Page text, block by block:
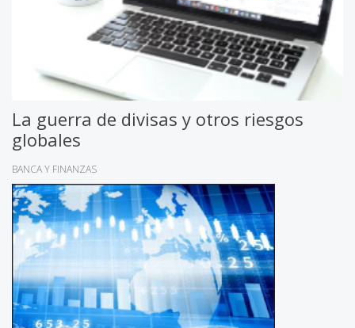
La guerra de divisas y otros riesgos
globales
BANCA Y FINANZAS